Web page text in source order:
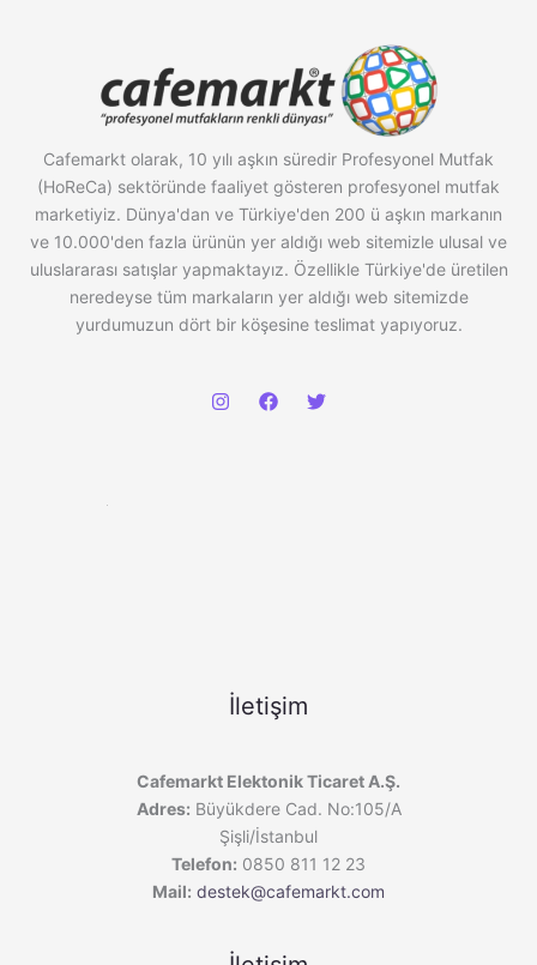
Cafemarkt olarak, 10 yılı aşkın süredir Profesyonel Mutfak
(HoReCa) sektöründe faaliyet gösteren profesyonel mutfak
marketiyiz. Dünya'dan ve Türkiye'den 200 ü aşkın markanın
ve 10.000'den fazla ürünün yer aldığı web sitemizle ulusal ve
uluslararası satışlar yapmaktayız. Özellikle Türkiye'de üretilen
neredeyse tüm markaların yer aldığı web sitemizde
yurdumuzun dört bir köşesine teslimat yapıyoruz.
İletişim
Cafemarkt Elektonik Ticaret A.Ş.
Adres: Büyükdere Cad. No:105/A
Şişli/İstanbul
Telefon: 0850 811 12 23
Mail: destek@cafemarkt.com